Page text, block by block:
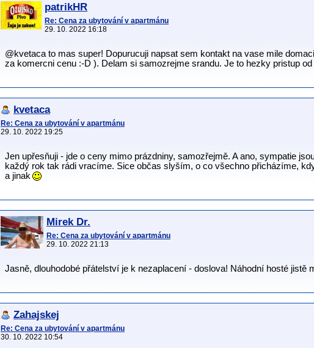
patrikHR
Re: Cena za ubytování v apartmánu
29. 10. 2022 16:18
@kvetaca to mas super! Dopurucuji napsat sem kontakt na vase mile
za komercni cenu :-D ). Delam si samozrejme srandu. Je to hezky pristup
kvetaca
Re: Cena za ubytování v apartmánu
29. 10. 2022 19:25
Jen upřesňuji - jde o ceny mimo prázdniny, samozřejmě. A ano, sympatie
každý rok tak rádi vracíme. Sice občas slyším, o co všechno přicházíme,
a jinak
Mirek Dr.
Re: Cena za ubytování v apartmánu
29. 10. 2022 21:13
Jasně, dlouhodobé přátelství je k nezaplacení - doslova! Náhodní hosté jistě
Zahajskej
Re: Cena za ubytování v apartmánu
30. 10. 2022 10:54